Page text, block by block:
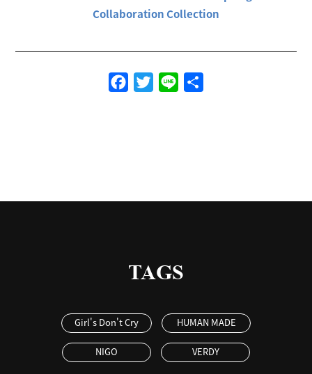
Collaboration Collection
FacebookTwitterLine
TAGS
Girl's Don't Cry HUMAN MADE
NIGO VERDY